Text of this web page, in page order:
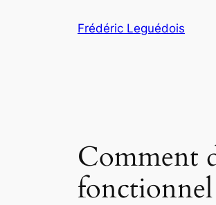
Frédéric Leguédois
Comment
fonctionnel